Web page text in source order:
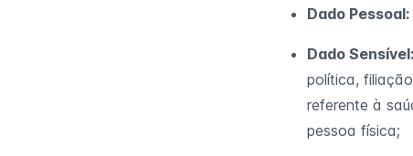
Dado Pessoal:
Dado Sensível:
política,
referente à
pessoa física;